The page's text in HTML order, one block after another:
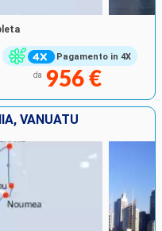
Pagamento in 4X
da 956 €
VANUATU